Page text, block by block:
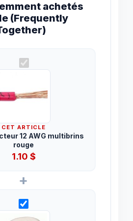
achetés
(Frequently
CET ARTICLE
12 AWG multibrins
rouge
1.10 $
+